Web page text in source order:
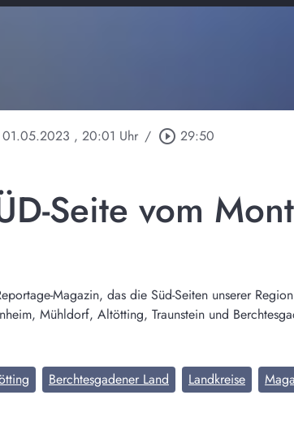
, 20:01 Uhr / play_circle_outline 29:50
Seite vom
Magazin, das die Süd-Seiten unserer
Mühldorf, Altötting, Traunstein und
Berchtesgadener Land Landkreise